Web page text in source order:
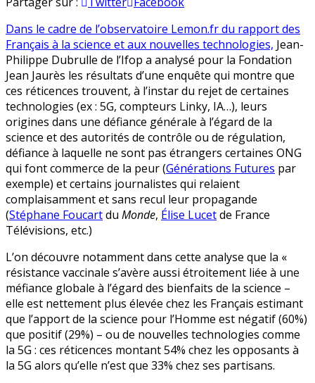
anti-
5G,
même
combat
contre
les
faits
et
la
science
Dans le cadre de l’observatoire Lemon.fr du rapport des
Français à la science et aux nouvelles technologies, Jean-
Philippe Dubrulle de l’Ifop a analysé pour la Fondation
Jean Jaurès les résultats d’une enquête qui montre que
ces réticences trouvent, à l’instar du rejet de certaines
technologies (ex : 5G, compteurs Linky, IA…), leurs
origines dans une défiance générale à l’égard de la
science et des autorités de contrôle ou de régulation,
défiance à laquelle ne sont pas étrangers certaines ONG
qui font commerce de la peur (Générations Futures par
exemple) et certains journalistes qui relaient
complaisamment et sans recul leur propagande
(Stéphane Foucartdu Monde, Élise Lucetde France
Télévisions, etc.)
L’on découvre notamment dans cette analyse que la «
résistance vaccinale s’avère aussi étroitement liée à une
méfiance globale à l’égard des bienfaits de la science –
elle est nettement plus élevée chez les Français estimant
que l’apport de la science pour l’Homme est négatif (60%)
que positif (29%) – ou de nouvelles technologies comme
la 5G : ces réticences montant 54% chez les opposants à
la 5G alors qu’elle n’est que 33% chez ses partisans.